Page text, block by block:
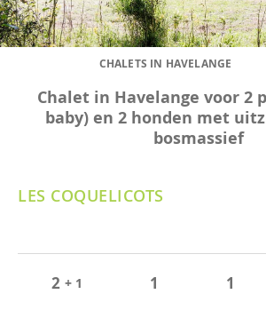
CHALETS IN HAVELANGE
Chalet in Havelange voor 2
baby) en 2 honden met
bosmassief
LES COQUELICOTS
2 + 1 1 1